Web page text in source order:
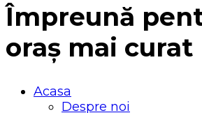
Împreună
oraș mai curat
Acasa
Despre noi